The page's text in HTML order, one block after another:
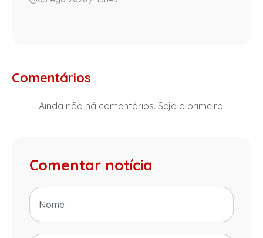
Comentários
Ainda não há comentários. Seja o primeiro!
Comentar notícia